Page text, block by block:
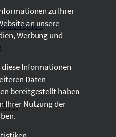
zu Ihrer
an unsere
Werbung und
Informationen
Daten
bereitgestellt haben
Ihrer Nutzung der